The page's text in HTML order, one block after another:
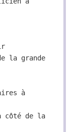
la grande
à
côté de la